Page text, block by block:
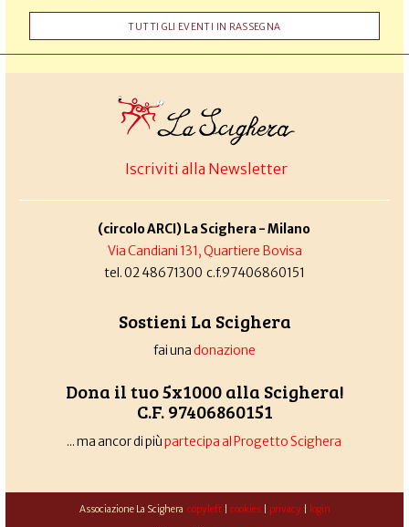
TUTTI GLI EVENTI IN RASSEGNA
Iscriviti alla Newsletter
(circolo ARCI) La Scighera - Milano
Via Candiani 131, Quartiere Bovisa
tel. 02 48671300 c.f.97406860151
Sostieni La Scighera
fai unadonazione
Dona il tuo 5x1000 alla Scighera!
C.F. 97406860151
... ma ancor di piùpartecipa al Progetto Scighera
Associazione La Scighera copyleft| cookies| privacy| login